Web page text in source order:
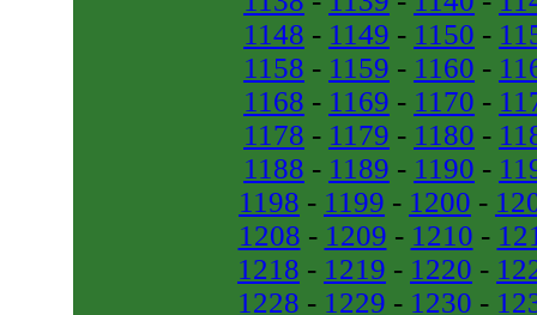
1148 - 1149 - 1150 -
1158 - 1159 - 1160 -
1168 - 1169 - 1170 -
1178 - 1179 - 1180 -
1188 - 1189 - 1190 -
1198 - 1199 - 1200 -
1208 - 1209 - 1210 -
1218 - 1219 - 1220 -
1228 - 1229 - 1230 -